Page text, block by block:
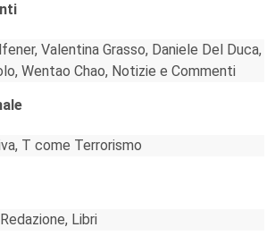
Valentina Grasso, Daniele Del Duca,
Wentao Chao, Notizie e Commenti
T come Terrorismo
Libri